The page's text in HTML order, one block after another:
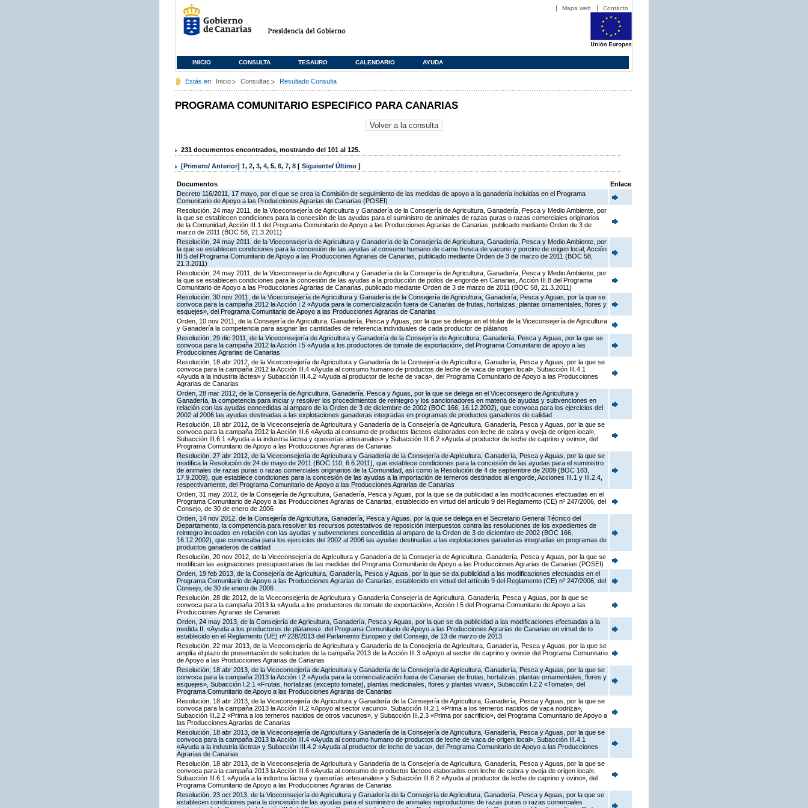
Mapa web Contacto
INICIO CONSULTA TESAURO CALENDARIO AYUDA
Estás en: Inicio Consultas Resultado Consulta
PROGRAMA COMUNITARIO ESPECIFICO PARA CANARIAS
231 documentos encontrados, mostrando del 101 al 125.
[Primero/ Anterior] 1, 2, 3, 4, 5, 6, 7, 8 [ Siguiente/ Último ]
Documentos
Enlace
Decreto 116/2011, 17 mayo, por el que se crea la Comisión de seguimiento de las medidas de apoyo a la ganadería incluidas en el Programa
Comunitario de Apoyo a las Producciones Agrarias de Canarias (POSEI)
Resolución, 24 may 2011, de la Viceconsejería de Agricultura y Ganadería de la Consejería de Agricultura, Ganadería, Pesca y Medio Ambiente, por
la que se establecen condiciones para la concesión de las ayudas para el suministro de animales de razas puras o razas comerciales originarios
de la Comunidad, Acción III.1 del Programa Comunitario de Apoyo a las Producciones Agrarias de Canarias, publicado mediante Orden de 3 de
marzo de 2011 (BOC 58, 21.3.2011)
Resolución, 24 may 2011, de la Viceconsejería de Agricultura y Ganadería de la Consejería de Agricultura, Ganadería, Pesca y Medio Ambiente, por
la que se establecen condiciones para la concesión de las ayudas al consumo humano de carne fresca de vacuno y porcino de origen local, Acción
III.5 del Programa Comunitario de Apoyo a las Producciones Agrarias de Canarias, publicado mediante Orden de 3 de marzo de 2011 (BOC 58,
21.3.2011)
Resolución, 24 may 2011, de la Viceconsejería de Agricultura y Ganadería de la Consejería de Agricultura, Ganadería, Pesca y Medio Ambiente, por
la que se establecen condiciones para la concesión de las ayudas a la producción de pollos de engorde en Canarias, Acción III.8 del Programa
Comunitario de Apoyo a las Producciones Agrarias de Canarias, publicado mediante Orden de 3 de marzo de 2011 (BOC 58, 21.3.2011)
Resolución, 30 nov 2011, de la Viceconsejería de Agricultura y Ganadería de la Consejería de Agricultura, Ganadería, Pesca y Aguas, por la que se
convoca para la campaña 2012 la Acción I.2 «Ayuda para la comercialización fuera de Canarias de frutas, hortalizas, plantas ornamentales, flores y
esquejes», del Programa Comunitario de Apoyo a las Producciones Agrarias de Canarias
Orden, 10 nov 2011, de la Consejería de Agricultura, Ganadería, Pesca y Aguas, por la que se delega en el titular de la Viceconsejería de Agricultura
y Ganadería la competencia para asignar las cantidades de referencia individuales de cada productor de plátanos
Resolución, 29 dic 2011, de la Viceconsejería de Agricultura y Ganadería de la Consejería de Agricultura, Ganadería, Pesca y Aguas, por la que se
convoca para la campaña 2012 la Acción I.5 «Ayuda a los productores de tomate de exportación», del Programa Comunitario de apoyo a las
Producciones Agrarias de Canarias
Resolución, 18 abr 2012, de la Viceconsejería de Agricultura y Ganadería de la Consejería de Agricultura, Ganadería, Pesca y Aguas, por la que se
convoca para la campaña 2012 la Acción III.4 «Ayuda al consumo humano de productos de leche de vaca de origen local», Subacción III.4.1
«Ayuda a la industria láctea» y Subacción III.4.2 «Ayuda al productor de leche de vaca», del Programa Comunitario de Apoyo a las Producciones
Agrarias de Canarias
Orden, 28 mar 2012, de la Consejería de Agricultura, Ganadería, Pesca y Aguas, por la que se delega en el Viceconsejero de Agricultura y
Ganadería, la competencia para iniciar y resolver los procedimientos de reintegro y los sancionadores en materia de ayudas y subvenciones en
relación con las ayudas concedidas al amparo de la Orden de 3 de diciembre de 2002 (BOC 166, 16.12.2002), que convoca para los ejercicios del
2002 al 2006 las ayudas destinadas a las explotaciones ganaderas integradas en programas de productos ganaderos de calidad
Resolución, 18 abr 2012, de la Viceconsejería de Agricultura y Ganadería de la Consejería de Agricultura, Ganadería, Pesca y Aguas, por la que se
convoca para la campaña 2012 la Acción III.6 «Ayuda al consumo de productos lácteos elaborados con leche de cabra y oveja de origen local»,
Subacción III.6.1 «Ayuda a la industria láctea y queserías artesanales» y Subacción III.6.2 «Ayuda al productor de leche de caprino y ovino», del
Programa Comunitario de Apoyo a las Producciones Agrarias de Canarias
Resolución, 27 abr 2012, de la Viceconsejería de Agricultura y Ganadería de la Consejería de Agricultura, Ganadería, Pesca y Aguas, por la que se
modifica la Resolución de 24 de mayo de 2011 (BOC 110, 6.6.2011), que establece condiciones para la concesión de las ayudas para el suministro
de animales de razas puras o razas comerciales originarios de la Comunidad, así como la Resolución de 4 de septiembre de 2009 (BOC 183,
17.9.2009), que establece condiciones para la concesión de las ayudas a la importación de terneros destinados al engorde, Acciones III.1 y III.2.4,
respectivamente, del Programa Comunitario de Apoyo a las Producciones Agrarias de Canarias
Orden, 31 may 2012, de la Consejería de Agricultura, Ganadería, Pesca y Aguas, por la que se da publicidad a las modificaciones efectuadas en el
Programa Comunitario de Apoyo a las Producciones Agrarias de Canarias, establecido en virtud del artículo 9 del Reglamento (CE) nº 247/2006, del
Consejo, de 30 de enero de 2006
Orden, 14 nov 2012, de la Consejería de Agricultura, Ganadería, Pesca y Aguas, por la que se delega en el Secretario General Técnico del
Departamento, la competencia para resolver los recursos potestativos de reposición interpuestos contra las resoluciones de los expedientes de
reintegro incoados en relación con las ayudas y subvenciones concedidas al amparo de la Orden de 3 de diciembre de 2002 (BOC 166,
16.12.2002), que convocaba para los ejercicios del 2002 al 2006 las ayudas destinadas a las explotaciones ganaderas integradas en programas de
productos ganaderos de calidad
Resolución, 20 nov 2012, de la Viceconsejería de Agricultura y Ganadería de la Consejería de Agricultura, Ganadería, Pesca y Aguas, por la que se
modifican las asignaciones presupuestarias de las medidas del Programa Comunitario de Apoyo a las Producciones Agrarias de Canarias (POSEI)
Orden, 19 feb 2013, de la Consejería de Agricultura, Ganadería, Pesca y Aguas, por la que se da publicidad a las modificaciones efectuadas en el
Programa Comunitario de Apoyo a las Producciones Agrarias de Canarias, establecido en virtud del artículo 9 del Reglamento (CE) nº 247/2006, del
Consejo, de 30 de enero de 2006
Resolución, 28 dic 2012, de la Viceconsejería de Agricultura y Ganadería Consejería de Agricultura, Ganadería, Pesca y Aguas, por la que se
convoca para la campaña 2013 la «Ayuda a los productores de tomate de exportación», Acción I.5 del Programa Comunitario de Apoyo a las
Producciones Agrarias de Canarias
Orden, 24 may 2013, de la Consejería de Agricultura, Ganadería, Pesca y Aguas, por la que se da publicidad a las modificaciones efectuadas a la
medida II, «Ayuda a los productores de plátanos», del Programa Comunitario de Apoyo a las Producciones Agrarias de Canarias en virtud de lo
establecido en el Reglamento (UE) nº 228/2013 del Parlamento Europeo y del Consejo, de 13 de marzo de 2013
Resolución, 22 mar 2013, de la Viceconsejería de Agricultura y Ganadería de la Consejería de Agricultura, Ganadería, Pesca y Aguas, por la que se
amplía el plazo de presentación de solicitudes de la campaña 2013 de la Acción III.3 «Apoyo al sector de caprino y ovino» del Programa Comunitario
de Apoyo a las Producciones Agrarias de Canarias
Resolución, 18 abr 2013, de la Viceconsejería de Agricultura y Ganadería de la Consejería de Agricultura, Ganadería, Pesca y Aguas, por la que se
convoca para la campaña 2013 la Acción I.2 «Ayuda para la comercialización fuera de Canarias de frutas, hortalizas, plantas ornamentales, flores y
esquejes», Subacción I.2.1 «Frutas, hortalizas (excepto tomate), plantas medicinales, flores y plantas vivas», Subacción I.2.2 «Tomate», del
Programa Comunitario de Apoyo a las Producciones Agrarias de Canarias
Resolución, 18 abr 2013, de la Viceconsejería de Agricultura y Ganadería de la Consejería de Agricultura, Ganadería, Pesca y Aguas, por la que se
convoca para la campaña 2013 la Acción III.2 «Apoyo al sector vacuno», Subacción III.2.1 «Prima a los terneros nacidos de vaca nodriza»,
Subacción III.2.2 «Prima a los terneros nacidos de otros vacunos», y Subacción III.2.3 «Prima por sacrificio», del Programa Comunitario de Apoyo a
las Producciones Agrarias de Canarias
Resolución, 18 abr 2013, de la Viceconsejería de Agricultura y Ganadería de la Consejería de Agricultura, Ganadería, Pesca y Aguas, por la que se
convoca para la campaña 2013 la Acción III.4 «Ayuda al consumo humano de productos de leche de vaca de origen local», Subacción III.4.1
«Ayuda a la industria láctea» y Subacción III.4.2 «Ayuda al productor de leche de vaca», del Programa Comunitario de Apoyo a las Producciones
Agrarias de Canarias
Resolución, 18 abr 2013, de la Viceconsejería de Agricultura y Ganadería de la Consejería de Agricultura, Ganadería, Pesca y Aguas, por la que se
convoca para la campaña 2013 la Acción III.6 «Ayuda al consumo de productos lácteos elaborados con leche de cabra y oveja de origen local»,
Subacción III.6.1 «Ayuda a la industria láctea y queserías artesanales» y Subacción III.6.2 «Ayuda al productor de leche de caprino y ovino», del
Programa Comunitario de Apoyo a las Producciones Agrarias de Canarias
Resolución, 23 oct 2013, de la Viceconsejería de Agricultura y Ganadería de la Consejería de Agricultura, Ganadería, Pesca y Aguas, por la que se
establecen condiciones para la concesión de las ayudas para el suministro de animales reproductores de razas puras o razas comerciales